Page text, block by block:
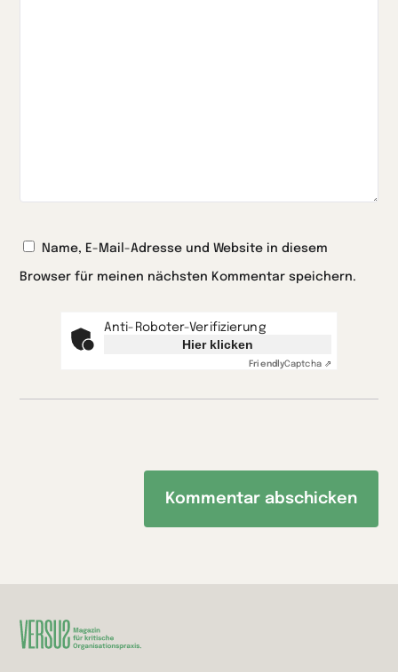
Name, E-Mail-Adresse und Website in diesem
Browser für meinen nächsten Kommentar speichern.
Anti-Roboter-Verifizierung
Hier klicken
FriendlyCaptcha ⇗